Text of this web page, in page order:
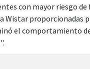
con mayor riesgo
Wistar
el comportamiento